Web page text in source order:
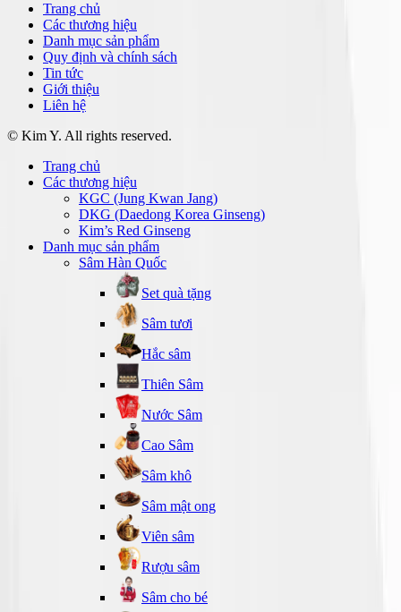
Trang chủ
Các thương hiệu
Danh mục sản phẩm
Quy định và chính sách
Tin tức
Giới thiệu
Liên hệ
© Kim Y. All rights reserved.
Trang chủ
Các thương hiệu
KGC (Jung Kwan Jang)
DKG (Daedong Korea Ginseng)
Kim’s Red Ginseng
Danh mục sản phẩm
Sâm Hàn Quốc
Set quà tặng
Sâm tươi
Hắc sâm
Thiên Sâm
Nước Sâm
Cao Sâm
Sâm khô
Sâm mật ong
Viên sâm
Rượu sâm
Sâm cho bé